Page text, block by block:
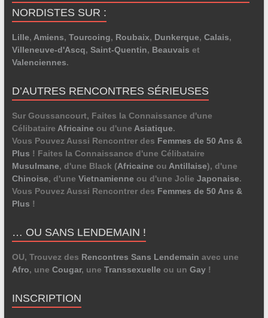
NORDISTES SUR :
Lille, Amiens, Tourcoing, Roubaix, Dunkerque, Calais,
Villeneuve-d'Ascq, Saint-Quentin, Beauvais et
Valenciennes.
D’AUTRES RENCONTRES SÉRIEUSES
Sur Goussancourt, Faites la Connaissance d'une
Célibataire Africaine ou d'une Asiatique.
Vous Pouvez Aussi Rencontrer des Femmes de 50 Ans &
Plus ! Faites la Connaissance d'une Célibataire
Musulmane, d'une Black (Africaine ou Antillaise), d'une
Chinoise, d'une Vietnamienne ou d'une Jolie Japonaise.
Vous Pouvez Aussi Rencontrer des Femmes de 50 Ans &
Plus !
… OU SANS LENDEMAIN !
OU, Trouvez des Rencontres Sans Lendemain avec une
Afro, une Cougar, une Transsexuelle ou un Gay!
INSCRIPTION